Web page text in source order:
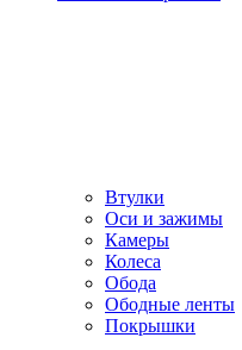
Втулки
Оси и зажимы
Камеры
Колeса
Обода
Ободные ленты
Покрышки